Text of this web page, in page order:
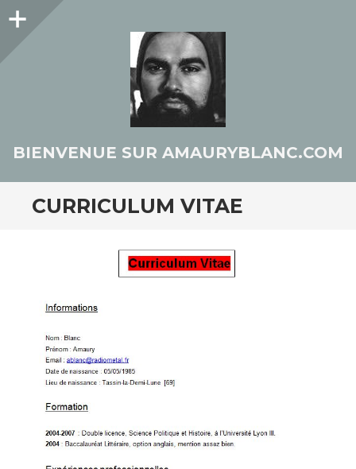
Colonne
BIENVENUE SUR AMAURYBLANC.COM
CURRICULUM VITAE